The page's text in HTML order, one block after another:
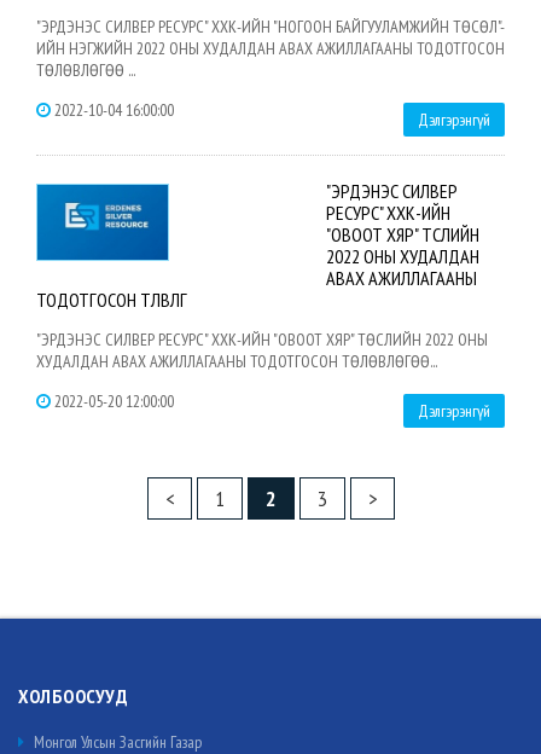
"ЭРДЭНЭС СИЛВЕР РЕСУРС" ХХК-ИЙН "НОГООН БАЙГУУЛАМЖИЙН ТӨСӨЛ"-
ИЙН НЭГЖИЙН 2022 ОНЫ ХУДАЛДАН АВАХ АЖИЛЛАГААНЫ ТОДОТГОСОН
ТӨЛӨВЛӨГӨӨ ...
2022-10-04 16:00:00
Дэлгэрэнгүй
"ЭРДЭНЭС СИЛВЕР
РЕСУРС" ХХК-ИЙН
"ОВООТ ХЯР" ТӨСЛИЙН
2022 ОНЫ ХУДАЛДАН
АВАХ АЖИЛЛАГААНЫ
ТОДОТГОСОН ТӨЛӨВЛӨГӨӨ
"ЭРДЭНЭС СИЛВЕР РЕСУРС" ХХК-ИЙН "ОВООТ ХЯР" ТӨСЛИЙН 2022 ОНЫ
ХУДАЛДАН АВАХ АЖИЛЛАГААНЫ ТОДОТГОСОН ТӨЛӨВЛӨГӨӨ...
2022-05-20 12:00:00
Дэлгэрэнгүй
< 1 2 3 >
ХОЛБООСУУД
Монгол Улсын Засгийн Газар